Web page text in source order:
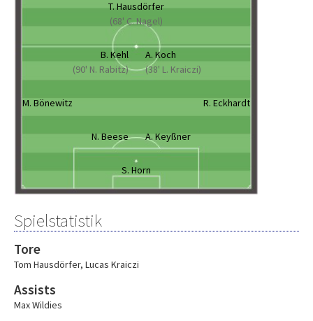
T. Hausdörfer
(68' C. Nagel)
B. Kehl
(90' N. Rabitz)
A. Koch
(38' L. Kraiczi)
M. Bönewitz R. Eckhardt
N. Beese A. Keyßner
S. Horn
Spielstatistik
Tore
Tom Hausdörfer, Lucas Kraiczi
Assists
Max Wildies